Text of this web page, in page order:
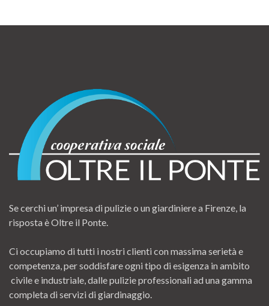
Se cerchi un’ impresa di pulizie o un giardiniere a Firenze, la
risposta è Oltre il Ponte.
Ci occupiamo di tutti i nostri clienti con massima serietà e
competenza, per soddisfare ogni tipo di esigenza in ambito
civile e industriale, dalle pulizie professionali ad una gamma
completa di servizi di giardinaggio.